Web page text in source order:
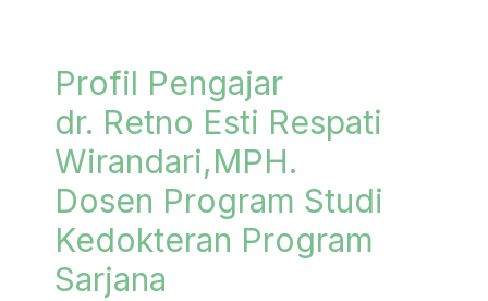
Profil Pengajar
dr. Retno Esti Respati
Wirandari,MPH.
Dosen Program Studi
Kedokteran Program
Sarjana